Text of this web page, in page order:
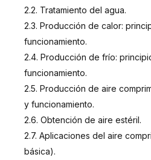
2.2. Tratamiento del agua.
2.3. Producción de calor:
funcionamiento.
2.4. Producción de frío:
funcionamiento.
2.5. Producción de aire
y funcionamiento.
2.6. Obtención de aire estéril.
2.7. Aplicaciones del aire
básica).